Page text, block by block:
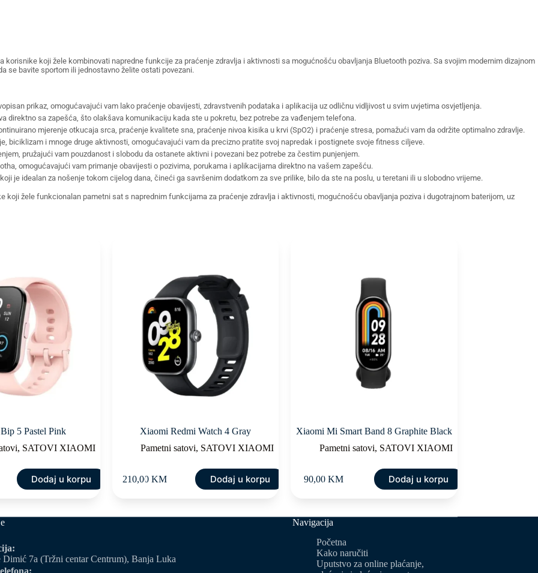
korisnike koji žele kombinovati napredne funkcije za praćenje zdravlja i aktivnosti sa mogućnošću obavljanja Bluetooth poziva. Sa svojim modernim dizajnom
se bavite sportom ili jednostavno želite ostati povezani.
prikaz, omogućavajući vam lako praćenje obavijesti, zdravstvenih podataka i aplikacija uz odličnu vidljivost u svim uvjetima osvjetljenja.
direktno sa zapešća, što olakšava komunikaciju kada ste u pokretu, bez potrebe za vađenjem telefona.
mjerenje otkucaja srca, praćenje kvalitete sna, praćenje nivoa kisika u krvi (SpO2) i praćenje stresa, pomažući vam da održite optimalno zdravlje.
biciklizam i mnoge druge aktivnosti, omogućavajući vam da precizno pratite svoj napredak i postignete svoje fitness ciljeve.
pružajući vam pouzdanost i slobodu da ostanete aktivni i povezani bez potrebe za čestim punjenjem.
omogućavajući vam primanje obavijesti o pozivima, porukama i aplikacijama direktno na vašem zapešću.
je idealan za nošenje tokom cijelog dana, čineći ga savršenim dodatkom za sve prilike, bilo da ste na poslu, u teretani ili u slobodno vrijeme.
koji žele funkcionalan pametni sat s naprednim funkcijama za praćenje zdravlja i aktivnosti, mogućnošću obavljanja poziva i dugotrajnom baterijom, uz
5 Pastel Pink
, SATOVI XIAOMI
Dodaj u korpu
Xiaomi Redmi Watch 4 Gray
Pametni satovi, SATOVI XIAOMI
210,00KM Dodaj u korpu
Xiaomi Mi Smart Band 8 Graphite Black
Pametni satovi, SATOVI XIAOMI
90,00 KM Dodaj u korpu
Dimić 7a (Tržni centar Centrum), Banja Luka
Navigacija
Početna
Kako naručiti
Uputstvo za online plaćanje,